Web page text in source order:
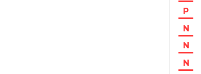
P
N
N
N